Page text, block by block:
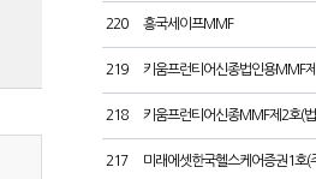
220 흥국세이프MMF
219 키움프런티어신종법인용MMF
218 키움프런티어신종MMF제2호(
217 미래에셋한국헬스케어증권1호(